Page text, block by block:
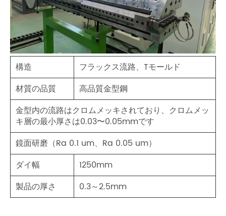
構造
フラックス流路、Tモールド
材質の品質
高品質金型鋼
金型内の流路はクロムメッキされており、クロムメッ
キ層の最小厚さは0.03〜0.05mmです
鏡面研磨（Ra 0.1 um、Ra 0.05 um）
ダイ幅
1250mm
製品の厚さ
0.3～2.5mm